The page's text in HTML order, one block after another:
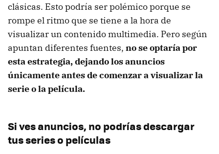
clásicas. Esto podría ser polémico porque se
rompe el ritmo que se tiene a la hora de
visualizar un contenido multimedia. Pero según
apuntan diferentes fuentes, no se optaría por
esta estrategia, dejando los anuncios
únicamente antes de comenzar a visualizar la
serie o la película.
Si ves anuncios, no podrías descargar
tus series o películas